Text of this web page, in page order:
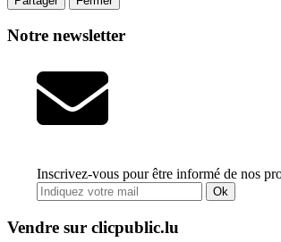
Notre newsletter
Inscrivez-vous pour être informé de nos
Ok
Vendre sur clicpublic.lu